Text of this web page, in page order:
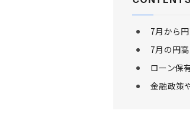
7月から
7月の円
ローン保
金融政策